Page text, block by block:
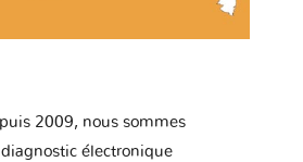
2009, nous sommes
électronique